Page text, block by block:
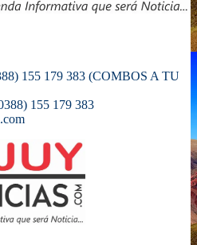
155 179 383 (COMBOS A TU
155 179 383